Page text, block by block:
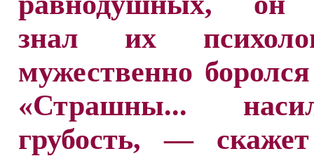
знал их
мужественно
«Страшны...
грубость, —